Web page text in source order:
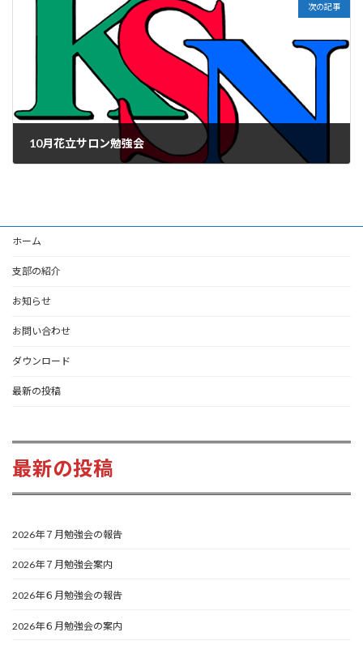
次の記事
10月花立サロン勉強会
ホーム
支部の紹介
お知らせ
お問い合わせ
ダウンロード
最新の投稿
最新の投稿
2026年７月勉強会の報告
2026年７月勉強会案内
2026年６月勉強会の報告
2026年６月勉強会の案内